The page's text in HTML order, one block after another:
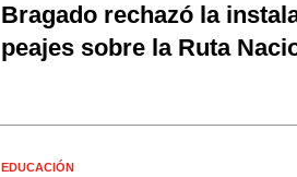
Bragado rechazó la
peajes sobre la Ruta
EDUCACIÓN